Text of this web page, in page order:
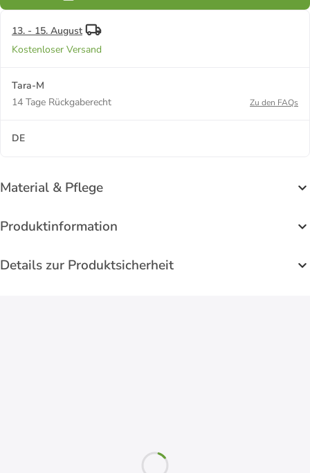
13. - 15. August
Kostenloser Versand
Tara-M
14 Tage Rückgaberecht
Zu den FAQs
DE
Material & Pflege
Produktinformation
Details zur Produktsicherheit